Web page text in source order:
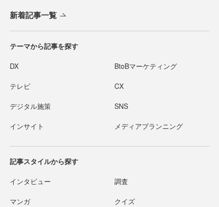
新着記事一覧
テーマから記事を探す
DX BtoBマーケティング
テレビ CX
デジタル施策 SNS
インサイト メディアプランニング
記事スタイルから探す
インタビュー 調査
マンガ クイズ